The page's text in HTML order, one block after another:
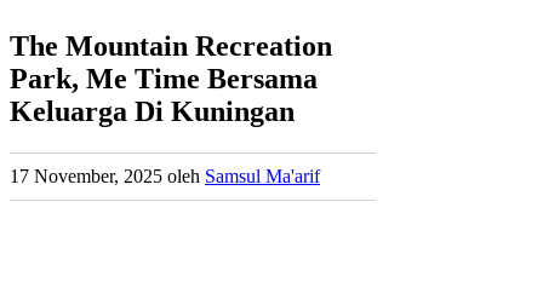
The Mountain Recreation
Park, Me Time Bersama
Keluarga Di Kuningan
17 November, 2025 oleh Samsul Ma'arif